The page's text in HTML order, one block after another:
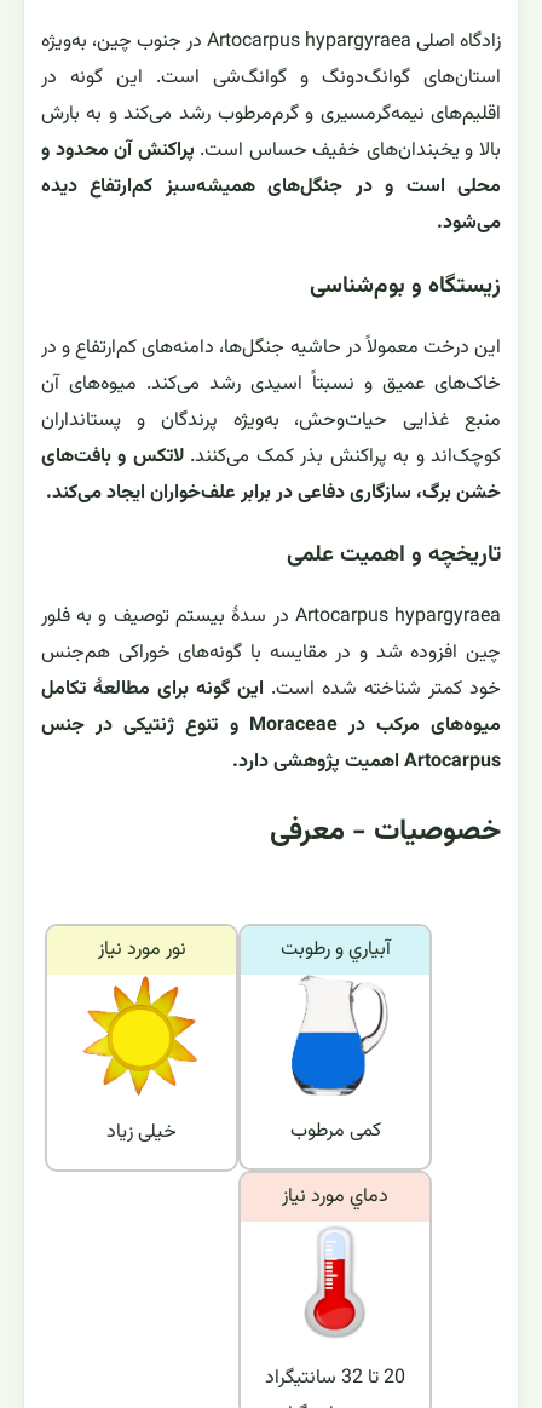
زادگاه اصلی Artocarpus hypargyraea در جنوب چین، به‌ویژه
استان‌های گوانگ‌دونگ و گوانگ‌شی است. این گونه در
اقلیم‌های نیمه‌گرمسیری و گرم‌مرطوب رشد می‌کند و به بارش
بالا و یخبندان‌های خفیف حساس است. پراکنش آن محدود و
محلی است و در جنگل‌های همیشه‌سبز کم‌ارتفاع دیده
می‌شود.
زیستگاه و بوم‌شناسی
این درخت معمولاً در حاشیه جنگل‌ها، دامنه‌های کم‌ارتفاع و در
خاک‌های عمیق و نسبتاً اسیدی رشد می‌کند. میوه‌های آن
منبع غذایی حیات‌وحش، به‌ویژه پرندگان و پستانداران
کوچک‌اند و به پراکنش بذر کمک می‌کنند.لاتکس و بافت‌های
خشن برگ، سازگاری دفاعی در برابر علف‌خواران ایجاد می‌کند.
تاریخچه و اهمیت علمی
Artocarpus hypargyraea در سدهٔ بیستم توصیف و به فلور
چین افزوده شد و در مقایسه با گونه‌های خوراکی هم‌جنس
خود کمتر شناخته شده است. این گونه برای مطالعهٔ تکامل
میوه‌های مرکب در Moraceae و تنوع ژنتیکی در جنس
Artocarpus اهمیت پژوهشی دارد.
خصوصیات - معرفی
نور مورد نياز
خیلی زیاد
آبياري و رطوبت
کمی مرطوب
دماي مورد نياز
20 تا 32 سانتيگراد